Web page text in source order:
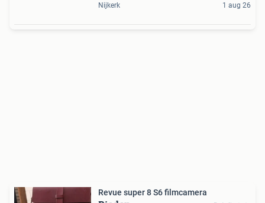
Nijkerk 1 aug 26
Revue super 8 S6 filmcamera